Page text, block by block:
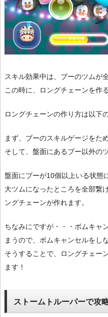
スキル効果中は、ブーのツムが
この時に、ロングチェーンを作
ロングチェーンの作り方は以下
まず、ブーのスキルゲージをた
そして、盤面にあるブー以外の
盤面にブーが10個以上いる状態
大ツムになったところを全部繋
ングチェーンが作れます。
ちなみにですが・・・ボムキャ
まうので、ボムキャンセルをし
そうすることで、ロングチェー
ます！
ストームトルーパーで攻